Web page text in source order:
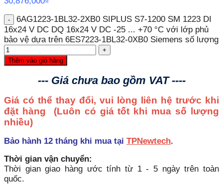
6AG1223-1BL32-2XB0 SIPLUS S7-1200 SM 1223 DI
16x24 V DC DQ 16x24 V DC -25 ... +70 °C với lớp phủ
bảo vệ dựa trên 6ES7223-1BL32-0XB0 Siemens số lượng
Thêm vào giỏ hàng
--- Giá chưa bao gồm VAT ----
Giá có thể thay đổi, vui lòng liên hệ trước khi
đặt hàng (Luôn có giá tốt khi mua số lượng
nhiều)
Bảo hành 12 tháng khi mua tại TPNewtech.
Thời gian vận chuyển:
Thời gian giao hàng ước tính từ 1 - 5 ngày trên toàn
quốc.